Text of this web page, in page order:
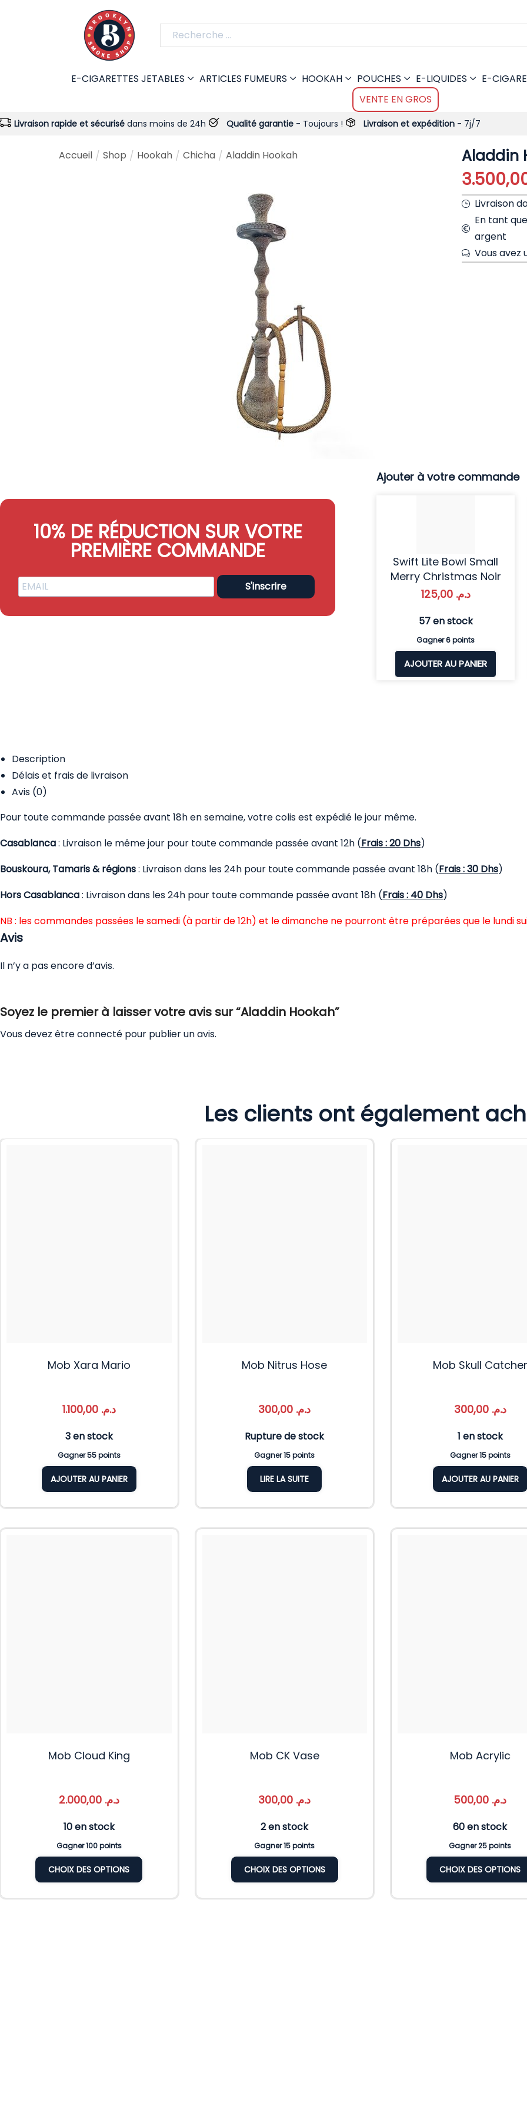
E-CIGARETTES JETABLES ARTICLES FUMEURS HOOKAH POUCHES E-LIQUIDES
E-
VENTE EN GROS
rapide et sécurisé dans moins de 24h Qualité garantie- Toujours ! Livraison et expédition- 7j/7
Accueil / Shop / Hookah / Chicha / Aladdin Hookah Aladdin
Livraison
En tant
argent
Vous avez
10% DE RÉDUCTION SUR VOTRE
PREMIÈRE COMMANDE
S'inscrire
Ajouter à votre commande
Swift Lite Bowl Small
Merry Christmas Noir
د.م. 125,00
57 en stock
Gagner 6 points
AJOUTER AU PANIER
Description
Délais et frais de livraison
Avis (0)
Pour toute commande passée avant 18h en semaine, votre colis est expédié le jour même.
Casablanca: Livraison le même jour pour toute commande passée avant 12h (Frais : 20 Dhs)
Bouskoura, Tamaris & régions: Livraison dans les 24h pour toute commande passée avant 18h (Frais : 30 Dhs)
Hors Casablanca: Livraison dans les 24h pour toute commande passée avant 18h (Frais : 40 Dhs)
NB : les commandes passées le samedi (à partir de 12h) et le dimanche ne pourront être préparées que le lundi
Avis
Il n’y a pas encore d’avis.
Soyez le premier à laisser votre avis sur “Aladdin Hookah”
Vous devez êtreconnecté pour publier un avis.
Les clients ont également
Mob Xara Mario
د.م. 1.100,00
3 en stock
Gagner 55 points
AJOUTER AU PANIER
Mob Nitrus Hose
د.م.
Rupture de stock
Gagner 15 points
LIRE LA SUITE
Mob Skull Catcher
د.م. 300,00
1 en stock
Gagner 15 points
AJOUTER AU PANIER
Mob Cloud King
د.م. 2.000,00
10 en stock
Gagner 100 points
CHOIX DES OPTIONS
Mob CK Vase
د.م.
2 en stock
Gagner 15 points
CHOIX DES OPTIONS
Mob Acrylic
د.م.
60 en stock
Gagner 25 points
CHOIX DES OPTIONS